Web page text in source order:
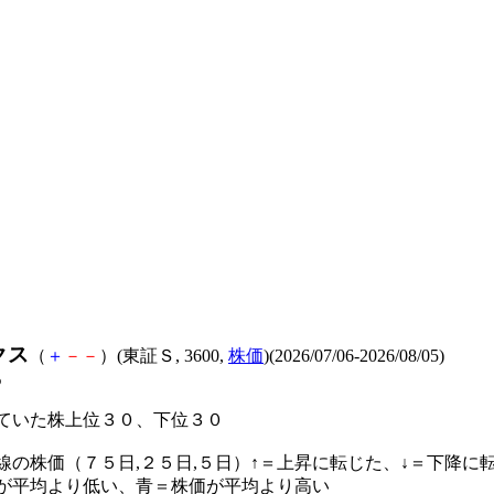
ス （ ＋ － － ）(東証Ｓ, 3600, 株価)(2026/07/06-2026/08/05)
いた株上位３０、下位３０
の株価（７５日,２５日,５日）↑＝上昇に転じた、↓＝下降に
平均より低い、青＝株価が平均より高い